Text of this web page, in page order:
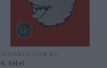
FESTMÉNY, GRAFIKA
4. tétel: